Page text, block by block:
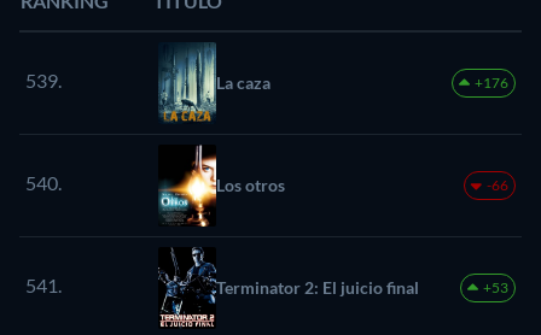
539. La caza +176
540. Los otros -66
541. Terminator 2: El juicio final +53